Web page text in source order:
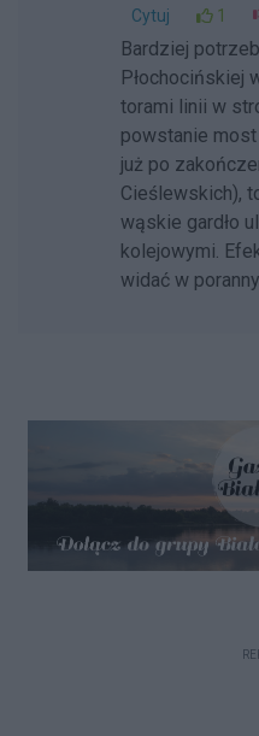
Cytuj
1
Bardziej
Płochocińskiej
torami linii w
powstanie
już po
Cieślewskich),
wąskie gardło
kolejowymi.
widać w